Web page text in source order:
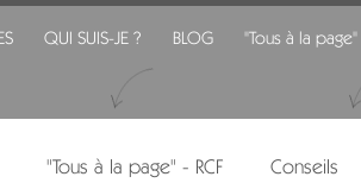
QUI SUIS-JE ? BLOG "Tous à la page"
"Tous à la page" - RCF Conseils